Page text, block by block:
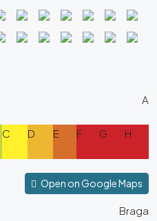
A
C D E F G H
Open on Google Maps
Braga